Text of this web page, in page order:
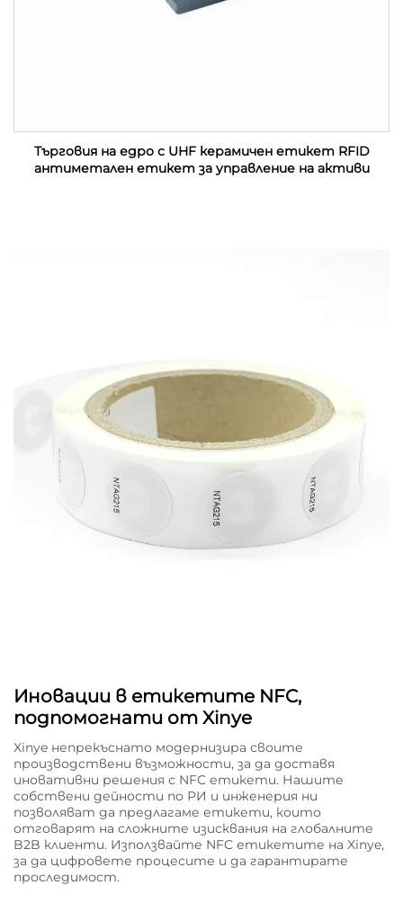
Търговия на едро с UHF керамичен етикет RFID
антиметален етикет за управление на активи
Иновации в етикетите NFC,
подпомогнати от Xinye
Xinye непрекъснато модернизира своите
производствени възможности, за да доставя
иновативни решения с NFC етикети. Нашите
собствени дейности по РИ и инженерия ни
позволяват да предлагаме етикети, които
отговарят на сложните изисквания на глобалните
B2B клиенти. Използвайте NFC етикетите на Xinye,
за да цифровете процесите и да гарантирате
проследимост.